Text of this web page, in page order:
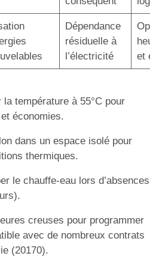
Dépendance
résiduelle à
l’électricité
et
température à 55°C pour
économies.
dans un espace isolé pour
thermiques.
le chauffe-eau lors d’absences
creuses pour programmer
avec de nombreux contrats
(20170).